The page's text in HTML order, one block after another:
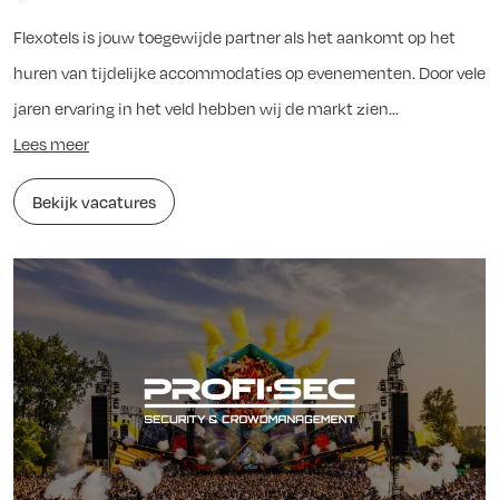
Flexotels is jouw toegewijde partner als het aankomt op het
huren van tijdelijke accommodaties op evenementen. Door vele
jaren ervaring in het veld hebben wij de markt zien...
Lees meer
Bekijk vacatures